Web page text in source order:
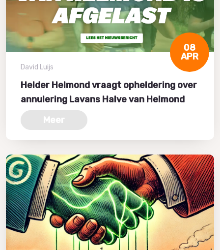
08
APR
David Luijs
Helder Helmond vraagt opheldering over
annulering Lavans Halve van Helmond
Meer